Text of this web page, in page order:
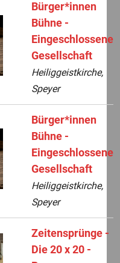
Bürger*innen
Bühne -
Eingeschlossene
Gesellschaft
Heiliggeistkirche,
Speyer
Bürger*innen
Bühne -
Eingeschlossene
Gesellschaft
Heiliggeistkirche,
Speyer
Zeitensprünge -
Die 20 x 20 -